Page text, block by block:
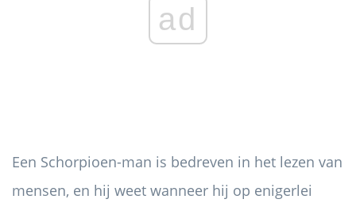
ad
Een Schorpioen-man is bedreven in het lezen van
mensen, en hij weet wanneer hij op enigerlei